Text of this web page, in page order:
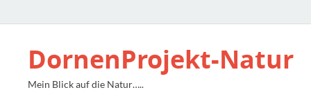
DornenProjekt-Natur
Mein Blick auf die Natur…..